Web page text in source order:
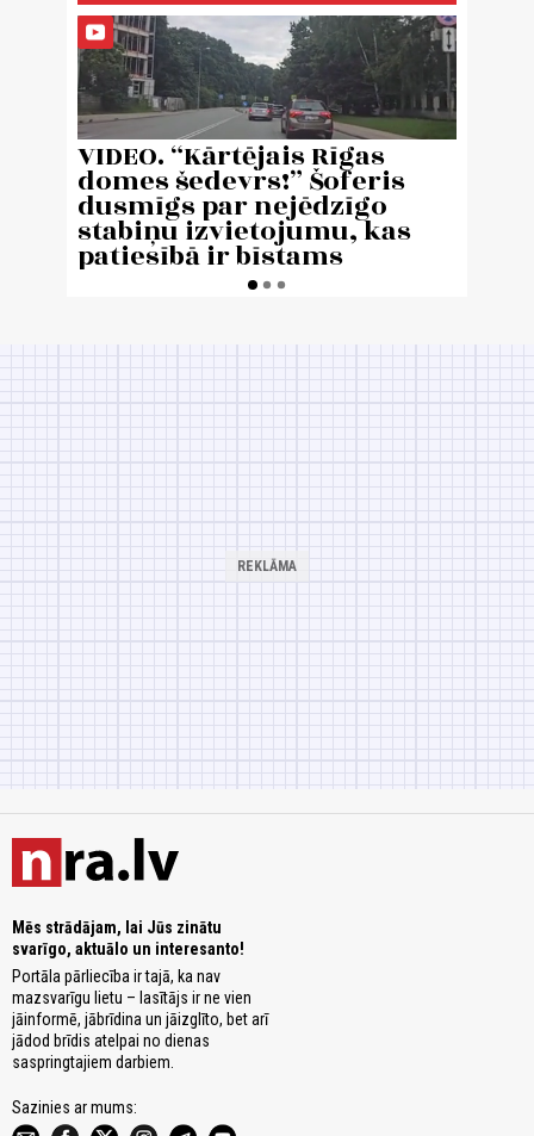
Mēs strādājam, lai Jūs zinātu
svarīgo, aktuālo un interesanto!
Portāla pārliecība ir tajā, ka nav
mazsvarīgu lietu – lasītājs ir ne vien
jāinformē, jābrīdina un jāizglīto, bet arī
jādod brīdis atelpai no dienas
saspringtajiem darbiem.
Sazinies ar mums: